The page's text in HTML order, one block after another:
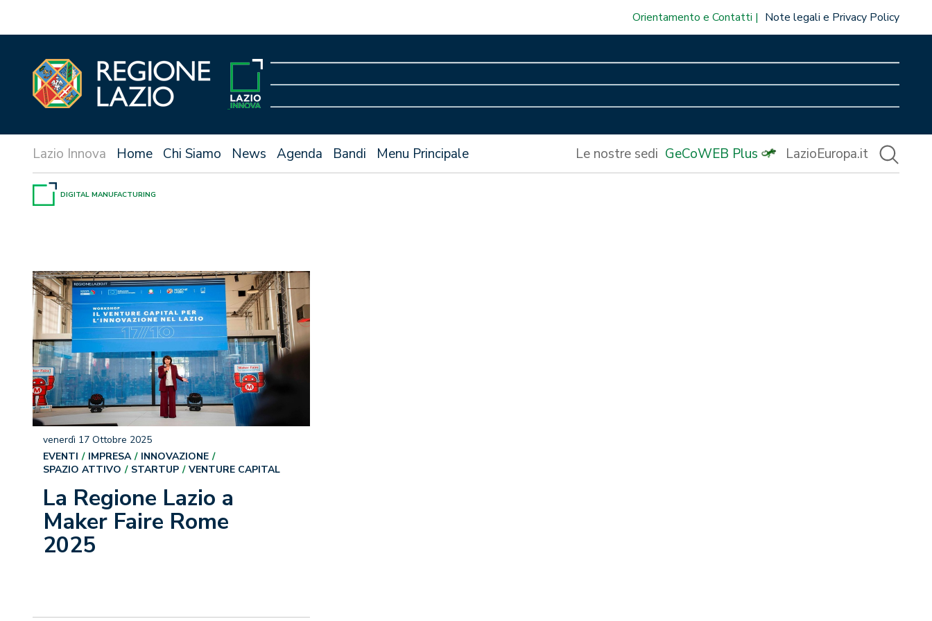
Orientamento e Contatti Note legali e Privacy Policy
Home Chi Siamo News Agenda Bandi Menu Principale Le nostre sedi GeCoWEB Plus LazioEuropa.it
DIGITAL MANUFACTURING
La Regione Lazio a
Maker Faire Rome
2025
venerdì 17 Ottobre 2025
EVENTI
IMPRESA
INNOVAZIONE
SPAZIO ATTIVO
STARTUP VENTURE CAPITAL